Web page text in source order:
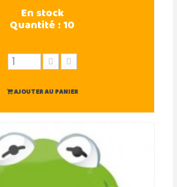
En stock
Quantité :10
AJOUTER AU PANIER